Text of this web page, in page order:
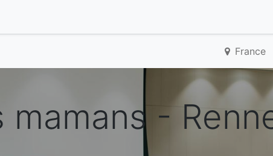
France
-